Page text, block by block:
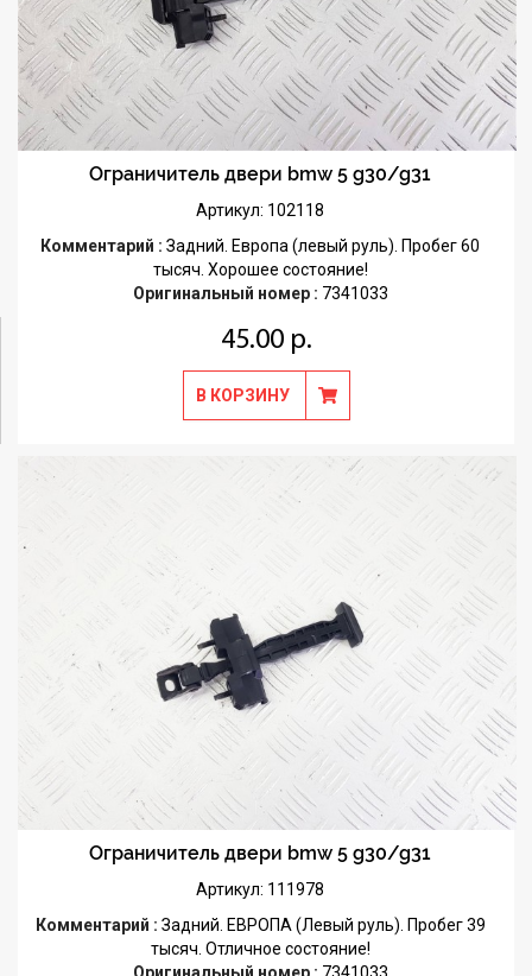
Ограничитель двери bmw 5 g30/g31
Артикул: 102118
Комментарий : Задний. Европа (левый руль). Пробег 60
тысяч. Хорошее состояние!
Оригинальный номер : 7341033
45.00 р.
В КОРЗИНУ
Ограничитель двери bmw 5 g30/g31
Артикул: 111978
Комментарий : Задний. ЕВРОПА (Левый руль). Пробег 39
тысяч. Отличное состояние!